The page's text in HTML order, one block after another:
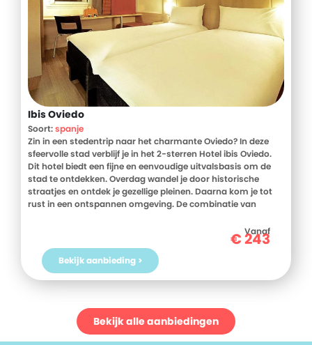
Ibis Oviedo
Soort:spanje
Zin in een stedentrip naar het charmante Oviedo? In deze
sfeervolle stad verblijf je in het 2-sterren Hotel ibis Oviedo.
Dit hotel biedt een fijne en eenvoudige uitvalsbasis om de
stad te ontdekken. Overdag wandel je door historische
straatjes en ontdek je gezellige pleinen. Daarna kom je tot
rust in een ontspannen omgeving. De combinatie van
keuze. Met gratis WiFi blijf je eenvoudig verbonden tijdens je
Vanaf
€243
Bekijk aanbieding >
Bekijk alle aanbiedingen